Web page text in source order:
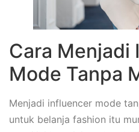
Cara Menjadi
Mode Tanpa
Menjadi influencer mode
untuk belanja fashion itu